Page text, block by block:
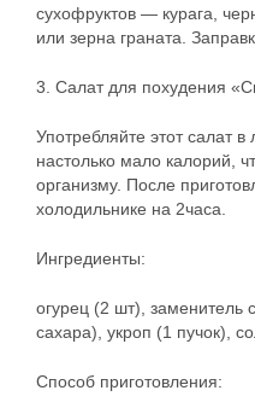
сухофруктов — курага,
или зерна граната.
3. Салат для похудения
Употребляйте этот салат
настолько мало калорий,
организму. После
холодильнике на 2часа.
Ингредиенты:
огурец (2 шт),
сахара), укроп (1 пучок),
Способ приготовления: